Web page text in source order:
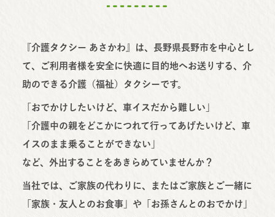
『介護タクシー あさかわ』は、長野県長野市を中心とし
て、ご利用者様を安全に快適に目的地へお送りする、介
助のできる介護（福祉）タクシーです。
「おでかけしたいけど、車イスだから難しい」
「介護中の親をどこかにつれて行ってあげたいけど、車
イスのまま乗ることができない」
など、外出することをあきらめていませんか？
当社では、ご家族の代わりに、またはご家族とご一緒に
「家族・友人とのお食事」や「お孫さんとのおでかけ」